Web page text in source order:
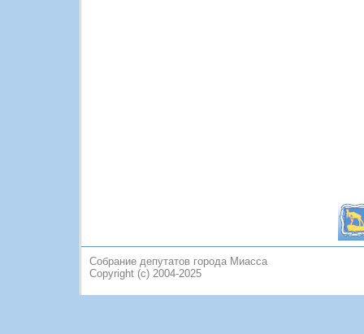
Собрание депутатов города Миасса
Copyright (c) 2004-2025